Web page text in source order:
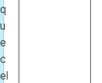
q
u
e
c
el